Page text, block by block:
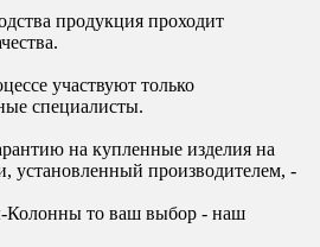
продукция проходит
участвуют только
специалисты.
на купленные изделия на
установленный производителем, -
то ваш выбор - наш